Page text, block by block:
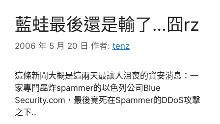
藍蛙最後還是輸了…囧rz
2006 年 5 月 20 日 作者: tenz
這條新聞大概是這兩天最讓人沮喪的資安消息：一
家專門轟炸spammer的以色列公司Blue
Security.com，最後竟死在Spammer的DDoS攻擊
之下..